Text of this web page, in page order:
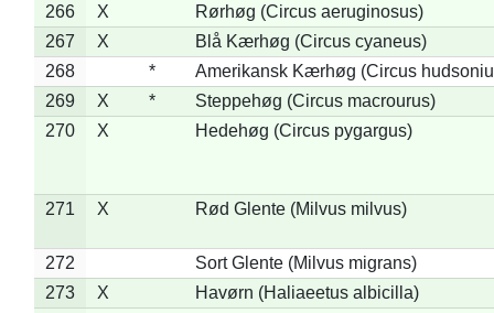
266 X
Rørhøg (Circus aeruginosus)
267
X
Blå Kærhøg (Circus cyaneus)
268
*
Amerikansk Kærhøg (Circus
269
X *
Steppehøg (Circus macrourus)
270
X Hedehøg (Circus pygargus)
271 X Rød Glente (Milvus milvus)
272
Sort Glente (Milvus migrans)
273
X
Havørn (Haliaeetus albicilla)